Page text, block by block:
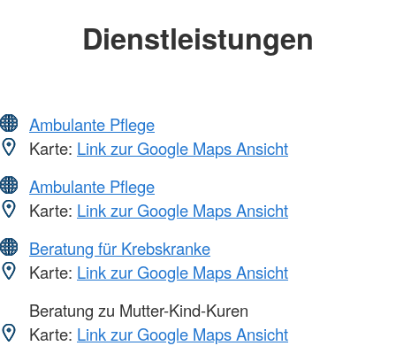
Dienstleistungen
Ambulante Pflege
Karte: Link zur Google Maps Ansicht
Ambulante Pflege
Karte: Link zur Google Maps Ansicht
Beratung für Krebskranke
Karte: Link zur Google Maps Ansicht
Beratung zu Mutter-Kind-Kuren
Karte: Link zur Google Maps Ansicht